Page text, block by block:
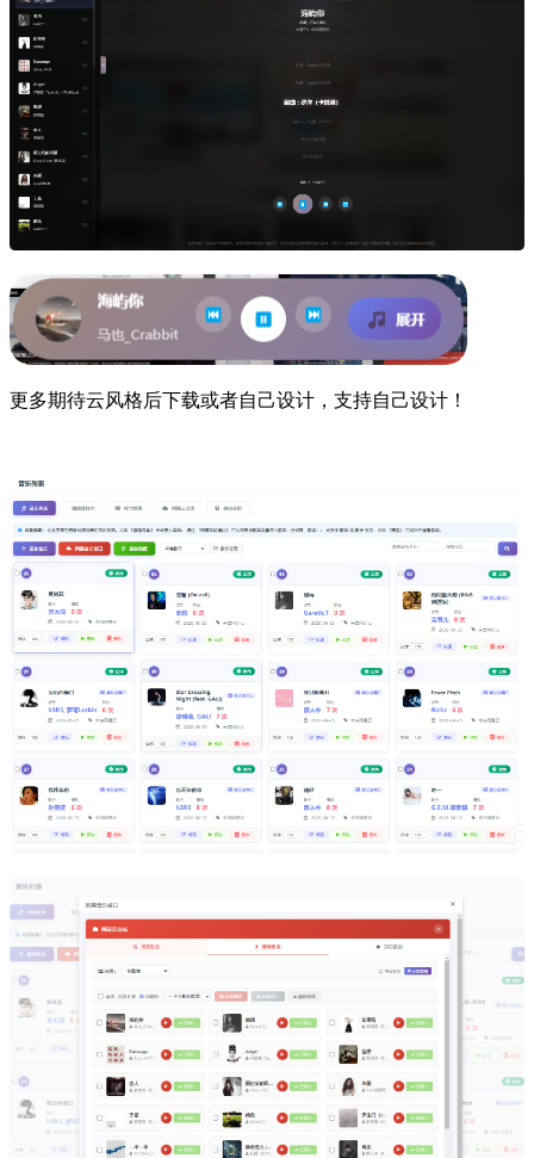
更多期待云风格后下载或者自己设计，支持自己设计！